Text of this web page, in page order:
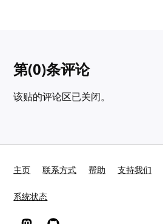
第(0)条评论
该贴的评论区已关闭。
主页 联系方式 帮助 支持我们
系统状态